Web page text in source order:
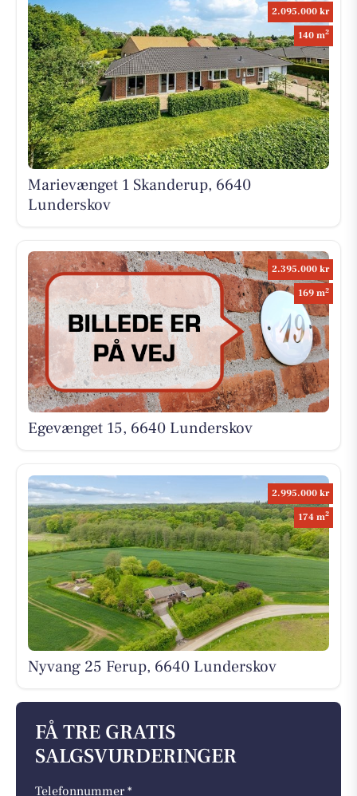
2.095.000 kr
140 m2
Marievænget 1 Skanderup, 6640
Lunderskov
2.395.000 kr
169 m2
Egevænget 15, 6640 Lunderskov
2.995.000 kr
174 m2
Nyvang 25 Ferup, 6640 Lunderskov
FÅ TRE GRATIS
SALGSVURDERINGER
Telefonnummer *